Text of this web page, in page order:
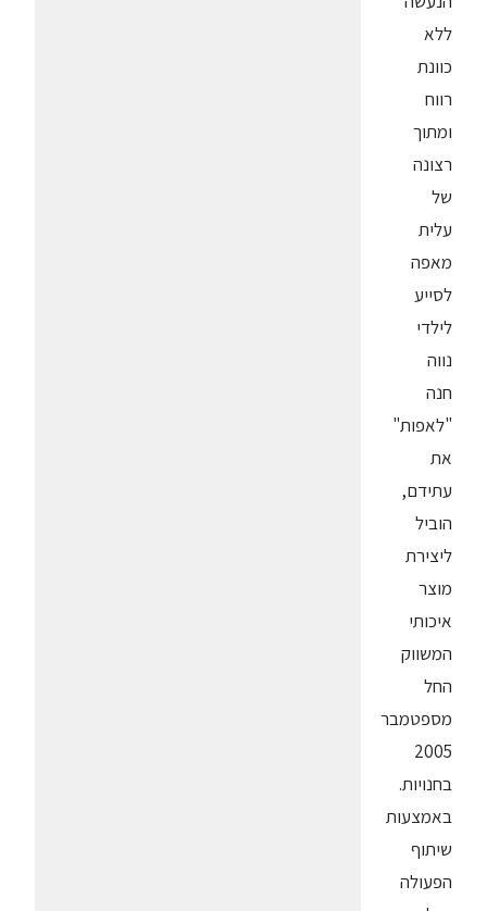
ללא
כוונת
רווח
ומתוך
רצונה
של
עלית
מאפה
לסייע
לילדי
נווה
חנה
"לאפות"
את
עתידם,
הוביל
ליצירת
מוצר
איכותי
המשווק
החל
מספטמבר
2005
בחנויות.
באמצעות
שיתוף
הפעולה